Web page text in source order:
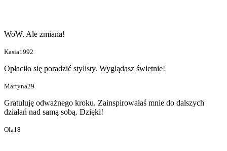
WoW. Ale zmiana!
Kasia1992
Opłaciło się poradzić stylisty. Wyglądasz świetnie!
Martyna29
Gratuluję odważnego kroku. Zainspirowałaś mnie do dalszych
działań nad samą sobą. Dzięki!
Ola18